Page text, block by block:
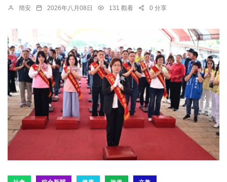
簡安 2026年八月08日 131 觀看 0 分享